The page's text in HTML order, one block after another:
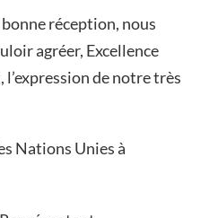
réception, nous
agréer, Excellence
de notre très
Nations Unies à